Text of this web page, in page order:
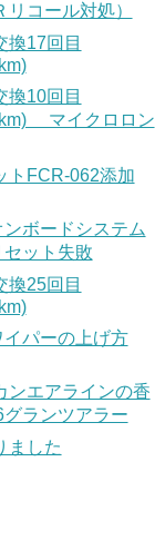
リコール対処）
換17回目
換10回目
マイクロロン
トFCR-062添加
ンボードシステム
セット失敗
換25回目
パーの上げ方
ンエアラインの香
グランツアラー
ました